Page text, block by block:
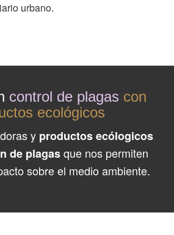
urbano.
control de plagas con
ecológicos
y productos ecólogicos
de plagasque nos permiten
sobre el medio ambiente.